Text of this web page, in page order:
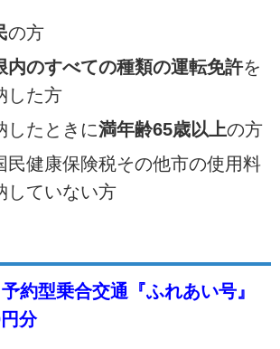
の方
内のすべての種類の運転免許を
した方
したときに満年齢65歳以上の方
民健康保険税その他市の使用料
していない方
約型乗合交通『ふれあい号』
分